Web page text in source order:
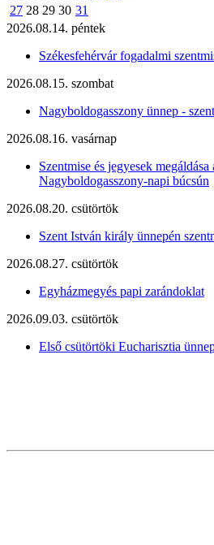
27 28 29 30 31
2026.08.14. péntek
Székesfehérvár fogadalmi
2026.08.15. szombat
Nagyboldogasszony ünnep -
2026.08.16. vasárnap
Szentmise és jegyesek megáldása
Nagyboldogasszony-napi búcsún
2026.08.20. csütörtök
Szent István király ünnepén
2026.08.27. csütörtök
Egyházmegyés papi zarándoklat
2026.09.03. csütörtök
Első csütörtöki Eucharisztia